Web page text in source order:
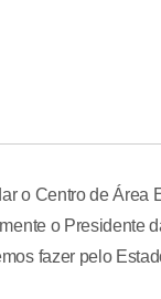
o Centro de Área
o Presidente
fazer pelo